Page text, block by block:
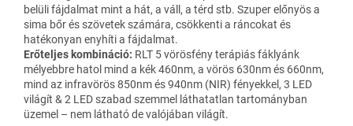
belüli fájdalmat mint a hát, a váll, a térd stb. Szuper előnyös a
sima bőr és szövetek számára, csökkenti a ráncokat és
hatékonyan enyhíti a fájdalmat.
Erőteljes kombináció: RLT 5 vörösfény terápiás fáklyánk
mélyebbre hatol mind a kék 460nm, a vörös 630nm és 660nm,
mind az infravörös 850nm és 940nm (NIR) fényekkel, 3 LED
világít & 2 LED szabad szemmel láthatatlan tartományban
üzemel – nem látható de valójában világít.